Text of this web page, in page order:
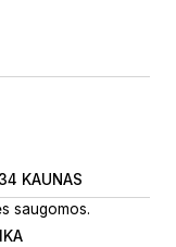
KAUNAS
saugomos.